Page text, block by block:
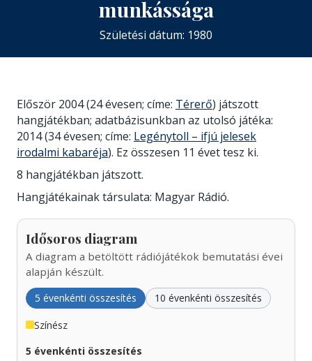
munkássága
Születési dátum: 1980
Először 2004 (24 évesen; címe: Térerő) játszott
hangjátékban; adatbázisunkban az utolsó játéka:
2014 (34 évesen; címe: Legénytoll – ifjú jelesek
irodalmi kabaréja). Ez összesen 11 évet tesz ki.
8 hangjátékban játszott.
Hangjátékainak társulata: Magyar Rádió.
Idősoros diagram
A diagram a betöltött rádiójátékok bemutatási évei
alapján készült.
5 évenkénti összesítés 10 évenkénti összesítés
Színész
5 évenkénti összesítés